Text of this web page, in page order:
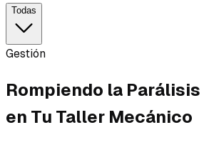
Todas
Gestión
Rompiendo la
en Tu Taller Mecánico